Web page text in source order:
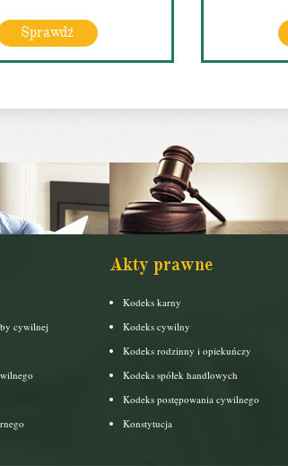
Sprawdź
cywilnej
Akty prawne
Kodeks karny
Kodeks cywilny
Kodeks rodzinny i opiekuńczy
Kodeks spółek handlowych
Kodeks postępowania cywilnego
Konstytucja